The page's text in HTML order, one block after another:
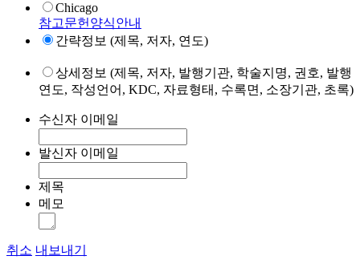
Chicago
참고문헌양식안내
간략정보 (제목, 저자, 연도)
상세정보 (제목, 저자, 발행기관, 학술지명, 권호, 발행
연도, 작성언어, KDC, 자료형태, 수록면, 소장기관, 초록)
수신자 이메일
발신자 이메일
제목
메모
취소 내보내기